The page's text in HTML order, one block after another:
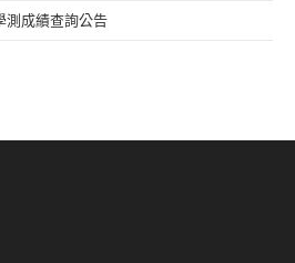
測成績查詢公告